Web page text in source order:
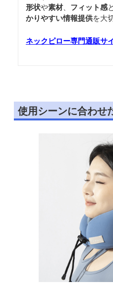
形状や素材、 フィット感
かりやすい情報提供を大
ネックピロー専門通販サ
使用シーンに合わせ